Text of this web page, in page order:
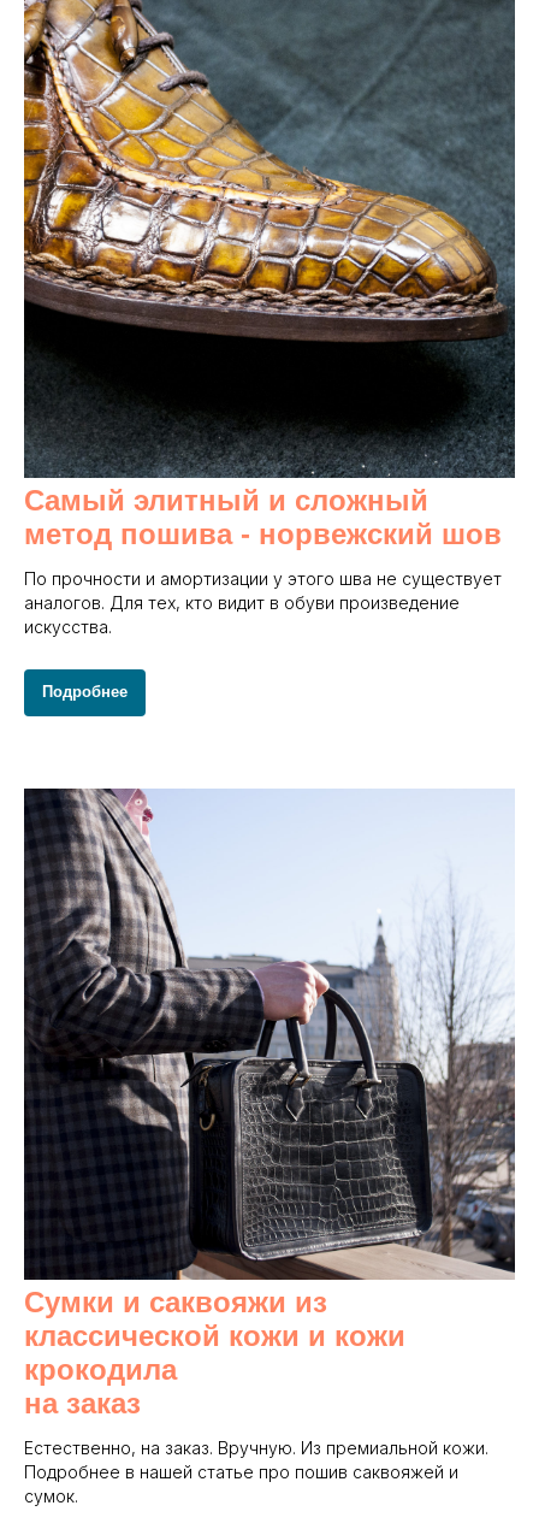
Самый элитный и сложный
метод пошива - норвежский шов
По прочности и амортизации у этого шва не существует
аналогов. Для тех, кто видит в обуви произведение
искусства.
Подробнее
Сумки и саквояжи из
классической кожи и кожи
крокодила
на заказ
Естественно, на заказ. Вручную. Из премиальной кожи.
Подробнее в нашей статье про пошив саквояжей и
сумок.